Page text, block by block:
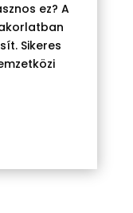
ez? A
Sikeres